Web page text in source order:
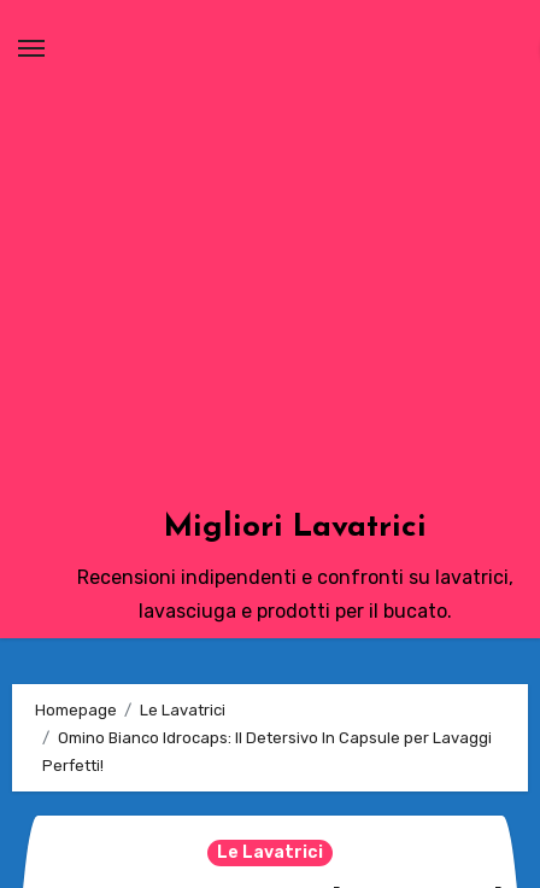
Migliori Lavatrici
Recensioni indipendenti e confronti su lavatrici,
lavasciuga e prodotti per il bucato.
Homepage
Le Lavatrici
Omino Bianco Idrocaps: Il Detersivo In Capsule per Lavaggi
Perfetti!
Le Lavatrici